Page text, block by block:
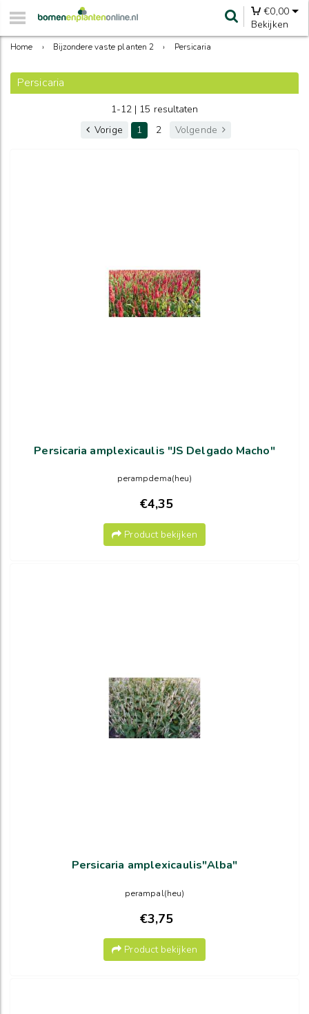
€0,00
Bekijken
Home › Bijzondere vaste planten 2 › Persicaria
Persicaria
1-12 | 15 resultaten
Vorige
1 2 Volgende
Persicaria amplexicaulis "JS Delgado Macho"
perampdema(heu)
€4,35
Product bekijken
Persicaria amplexicaulis"Alba"
perampal(heu)
€3,75
Product bekijken